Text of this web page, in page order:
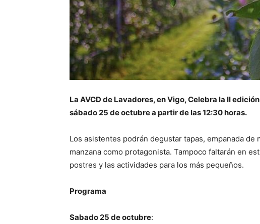
La AVCD de Lavadores, en Vigo, Celebra la II
sábado 25 de octubre a partir de las 12:30 horas.
Los asistentes podrán degustar tapas, empanada
manzana como protagonista. Tampoco faltarán en
postres y las actividades para los más pequeños.
Programa
Sabado 25 de octubre: